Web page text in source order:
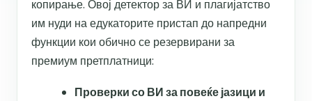
копирање. Овој детектор за ВИ и плагијатство
им нуди на едукаторите пристап до напредни
функции кои обично се резервирани за
премиум претплатници:
Проверки со ВИ за повеќе јазици и